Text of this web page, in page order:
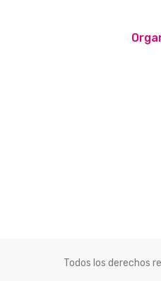
Todos los derechos